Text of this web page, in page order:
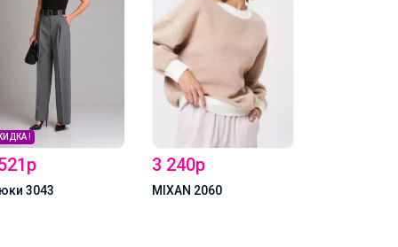
!
3043
3 240р
MIXAN 2060